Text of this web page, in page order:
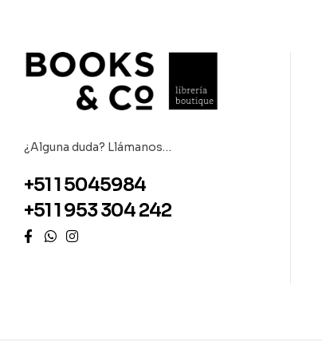
¿Alguna duda? Llámanos…
+51 1 5045984
+51 1 953 304 242